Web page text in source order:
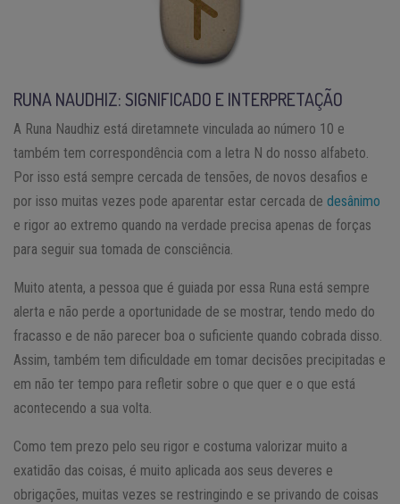
RUNA NAUDHIZ: SIGNIFICADO E INTERPRETAÇÃO
A Runa Naudhiz está diretamnete vinculada ao número 10 e
também tem correspondência com a letra N do nosso alfabeto.
Por isso está sempre cercada de tensões, de novos desafios e
por isso muitas vezes pode aparentar estar cercada de desânimo
e rigor ao extremo quando na verdade precisa apenas de forças
para seguir sua tomada de consciência.
Muito atenta, a pessoa que é guiada por essa Runa está sempre
alerta e não perde a oportunidade de se mostrar, tendo medo do
fracasso e de não parecer boa o suficiente quando cobrada disso.
Assim, também tem dificuldade em tomar decisões precipitadas e
em não ter tempo para refletir sobre o que quer e o que está
acontecendo a sua volta.
Como tem prezo pelo seu rigor e costuma valorizar muito a
exatidão das coisas, é muito aplicada aos seus deveres e
obrigações, muitas vezes se restringindo e se privando de coisas